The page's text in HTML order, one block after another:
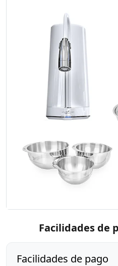
Facilidades de
Facilidades de pago